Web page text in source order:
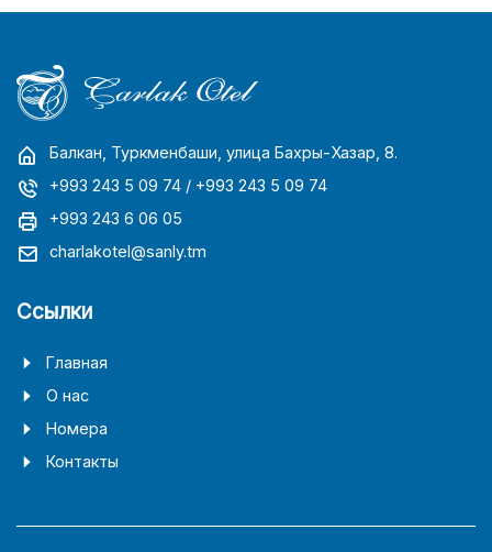
Балкан, Туркменбаши, улица Бахры-Хазар, 8.
+993 243 5 09 74 / +993 243 5 09 74
+993 243 6 06 05
charlakotel@sanly.tm
Ссылки
Главная
О нас
Номера
Контакты